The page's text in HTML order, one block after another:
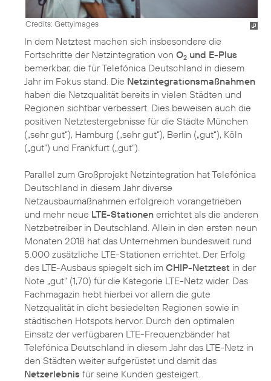
Credits: Gettyimages
In dem Netztest machen sich insbesondere die
Fortschritte der Netzintegration von O2 und E-Plus
bemerkbar, die für Telefónica Deutschland in diesem
Jahr im Fokus stand. Die Netzintegrationsmaßnahmen
haben die Netzqualität bereits in vielen Städten und
Regionen sichtbar verbessert. Dies beweisen auch die
positiven Netztestergebnisse für die Städte München
(„sehr gut“), Hamburg („sehr gut“), Berlin („gut“), Köln
(„gut“) und Frankfurt („gut“).
Parallel zum Großprojekt Netzintegration hat Telefónica
Deutschland in diesem Jahr diverse
Netzausbaumaßnahmen erfolgreich vorangetrieben
und mehr neue LTE-Stationen errichtet als die anderen
Netzbetreiber in Deutschland. Allein in den ersten neun
Monaten 2018 hat das Unternehmen bundesweit rund
5.000 zusätzliche LTE-Stationen errichtet. Der Erfolg
des LTE-Ausbaus spiegelt sich im CHIP-Netztest in der
Note „gut“ (1,70) für die Kategorie LTE-Netz wider. Das
Fachmagazin hebt hierbei vor allem die gute
Netzqualität in dicht besiedelten Regionen sowie in
städtischen Hotspots hervor. Durch den optimalen
Einsatz der verfügbaren LTE-Frequenzbänder hat
Telefónica Deutschland in diesem Jahr das LTE-Netz in
den Städten weiter aufgerüstet und damit das
Netzerlebnis für seine Kunden gesteigert.